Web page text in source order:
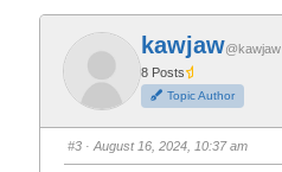
k
f
t
h
m
b
d
o
k
f
o
t
h
u
m
b
u
p
kawjaw@kawjaw
8 Posts
Topic Author
#3 · August 16, 2024, 10:37 am